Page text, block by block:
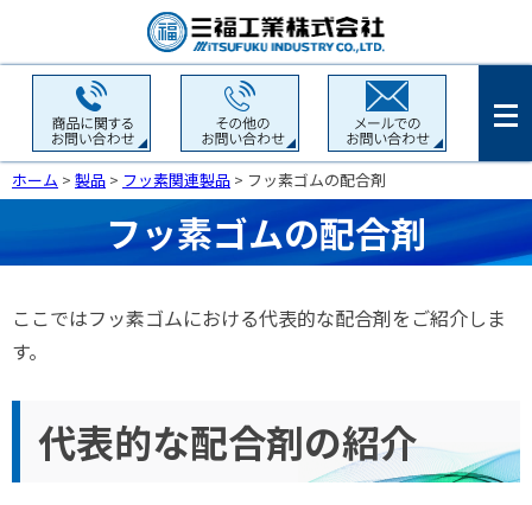
ホーム > 製品 > フッ素関連製品 > フッ素ゴムの配合剤
フッ素ゴムの配合剤
ここではフッ素ゴムにおける代表的な配合剤をご紹介しま
す。
代表的な配合剤の紹介